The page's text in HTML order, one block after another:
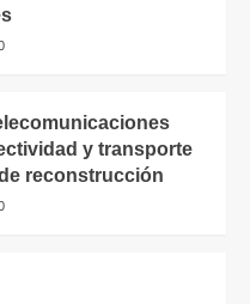
y transporte
reconstrucción